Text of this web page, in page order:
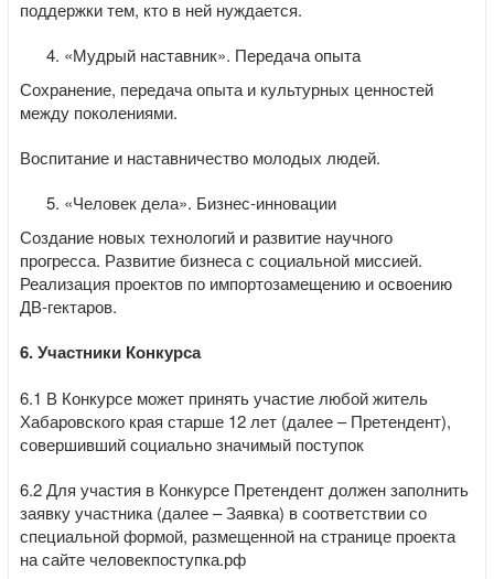
поддержки тем, кто в ней нуждается.
«Мудрый наставник». Передача опыта
Сохранение, передача опыта и культурных ценностей
между поколениями.
Воспитание и наставничество молодых людей.
«Человек дела». Бизнес-инновации
Создание новых технологий и развитие научного
прогресса. Развитие бизнеса с социальной миссией.
Реализация проектов по импортозамещению и освоению
ДВ-гектаров.
6. Участники Конкурса
6.1 В Конкурсе может принять участие любой житель
Хабаровского края старше 12 лет (далее – Претендент),
совершивший социально значимый поступок
6.2 Для участия в Конкурсе Претендент должен заполнить
заявку участника (далее – Заявка) в соответствии со
специальной формой, размещенной на странице проекта
на сайте человекпоступка.рф